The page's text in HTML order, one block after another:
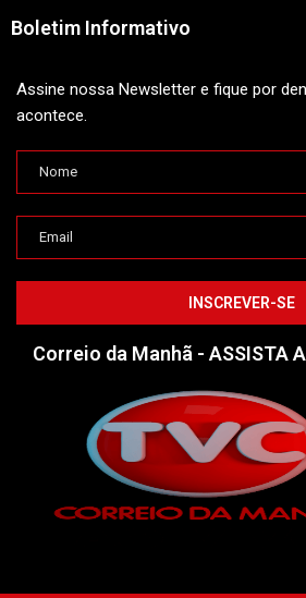
Boletim Informativo
Assine nossa Newsletter e fique por
acontece.
Correio da Manhã - ASSISTA